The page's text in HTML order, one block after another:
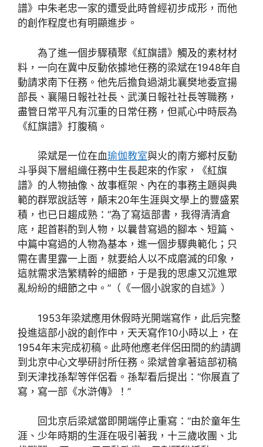
譜》中朱老忠一家的遭受此時曾經初步成形，而他
的創作程度也有明顯進步。
為了進一個步驟積聚《紅旗譜》觸及的素材材
料，一向在冀中反動依據地任務的梁斌在1948年自
動請求南下任務。他先后擔負過湖北襄樊地委宣揚
部長、襄陽日報社社長、武漢日報社社長等職務，
盡管日常平凡有沉重的日常任務，但貳心中時辰為
《紅旗譜》打腹稿。
梁斌是一位在血瑜伽教室與火的南方鄉村反動
斗爭與下層組織任務中生長起來的作家，《紅旗
譜》的人物抽像、故事框架、內在的事務主題與典
範的群眾說話等，顛末20年生涯與文學上的豐盛累
積，也已日趨成熟：“為了寫這部書，我得清清倉
底，起首斟酌到人物，以曩昔寫過的腳本、短篇、
中篇中寫過的人物為基本，進一個步驟典範化；只
需在書里露一上面，就要給人以不成磨滅的印象，
這就需求浩繁精幹的細節，于是我的思慮又沉進眾
亂紛紛的細節之中。”（《一個小說家的自述》）
1953年梁斌應用休假時光開端寫作，此后完整
投進這部小說的創作中，天天寫作10小時以上，在
1954年末完成初稿。此時他應老伴侶田間的約請調
到北京中心文學研討所任務。梁斌曾拿著這部初稿
到天津找孫犁等伴侶看。孫犁看后提出：“你展直了
寫，寫一部《水滸傳》！”
回北京后梁斌當即開端停止重寫：“由於童年生
涯、少年時期的生涯在吸引著我，十三歲收團、北